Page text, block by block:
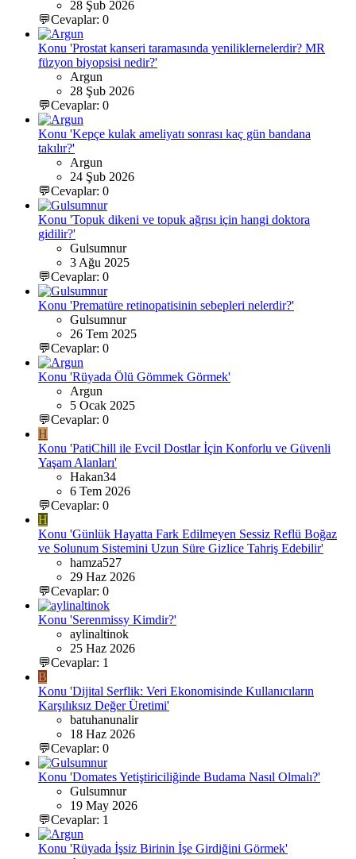
28 Şub 2026
💬Cevaplar: 0
Konu 'Prostat kanseri taramasında yeniliklernelerdir? MR
füzyon biyopsisi nedir?'
Argun
28 Şub 2026
💬Cevaplar: 0
Konu 'Kepçe kulak ameliyatı sonrası kaç gün bandana
takılır?'
Argun
24 Şub 2026
💬Cevaplar: 0
Konu 'Topuk dikeni ve topuk ağrısı için hangi doktora
gidilir?'
Gulsumnur
3 Ağu 2025
💬Cevaplar: 0
Konu 'Prematüre retinopatisinin sebepleri nelerdir?'
Gulsumnur
26 Tem 2025
💬Cevaplar: 0
Konu 'Rüyada Ölü Gömmek Görmek'
Argun
5 Ocak 2025
💬Cevaplar: 0
H
Konu 'PatiChill ile Evcil Dostlar İçin Konforlu ve Güvenli
Yaşam Alanları'
Hakan34
6 Tem 2026
💬Cevaplar: 0
H
Konu 'Günlük Hayatta Fark Edilmeyen Sessiz Reflü Boğaz
ve Solunum Sistemini Uzun Süre Gizlice Tahriş Edebilir'
hamza527
29 Haz 2026
💬Cevaplar: 0
Konu 'Serenmissy Kimdir?'
aylinaltinok
25 Haz 2026
💬Cevaplar: 1
B
Konu 'Dijital Serflik: Veri Ekonomisinde Kullanıcıların
Karşılıksız Değer Üretimi'
batuhanunalir
18 Haz 2026
💬Cevaplar: 0
Konu 'Domates Yetiştiriciliğinde Budama Nasıl Olmalı?'
Gulsumnur
19 May 2026
💬Cevaplar: 1
Konu 'Rüyada İşsiz Birinin İşe Girdiğini Görmek'